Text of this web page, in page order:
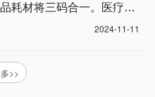
国家医保局： “码“上监管，药品耗材将三码合一。医疗器械行业将迎来“车同轨”“书同文”，大一统的全新阶段！
2024-11-11
>>